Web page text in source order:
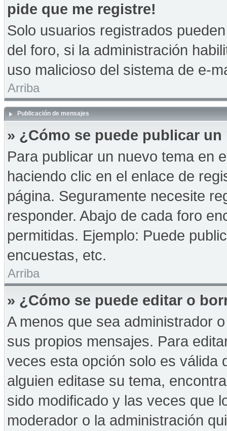
pide que me registre!
Solo usuarios registrados
del foro, si la administración
uso malicioso del sistema de e-
Arriba
Publicación de mensajes
» ¿Cómo se puede publicar
Para publicar un nuevo tema en
haciendo clic en el enlace de
página. Seguramente necesite
responder. Abajo de cada foro
permitidas. Ejemplo: Puede
encuestas, etc.
Arriba
» ¿Cómo se puede editar o
A menos que sea administrador
sus propios mensajes. Para
veces esta opción solo es válida
alguien editase su tema,
sido modificado y las veces que
moderador o la administración